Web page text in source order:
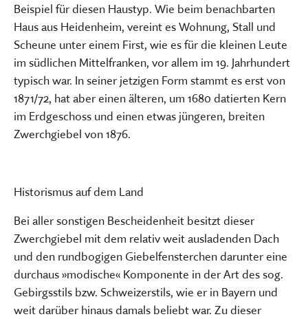
Beispiel für diesen Haustyp. Wie beim benachbarten
Haus aus Heidenheim, vereint es Wohnung, Stall und
Scheune unter einem First, wie es für die kleinen Leute
im südlichen Mittelfranken, vor allem im 19. Jahrhundert
typisch war. In seiner jetzigen Form stammt es erst von
1871/72, hat aber einen älteren, um 1680 datierten Kern
im Erdgeschoss und einen etwas jüngeren, breiten
Zwerchgiebel von 1876.
Historismus auf dem Land
Bei aller sonstigen Bescheidenheit besitzt dieser
Zwerchgiebel mit dem relativ weit ausladenden Dach
und den rundbogigen Giebelfensterchen darunter eine
durchaus »modische« Komponente in der Art des sog.
Gebirgsstils bzw. Schweizerstils, wie er in Bayern und
weit darüber hinaus damals beliebt war. Zu dieser